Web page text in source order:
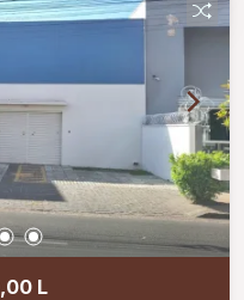
completos com
localização,
fácil acesso às
aproximado de R$
L